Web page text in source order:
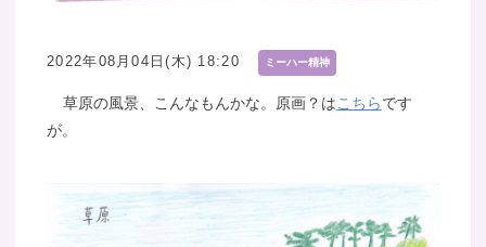
2022年08月04日(木) 18:20 ミーハー精神
草原の風景、こんなもんかな。原画？はこちらです
が。